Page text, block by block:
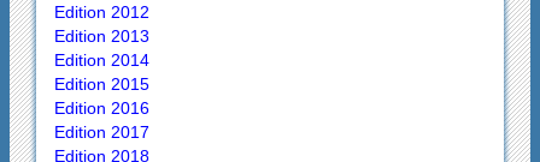
Edition 2012
Edition 2013
Edition 2014
Edition 2015
Edition 2016
Edition 2017
Edition 2018